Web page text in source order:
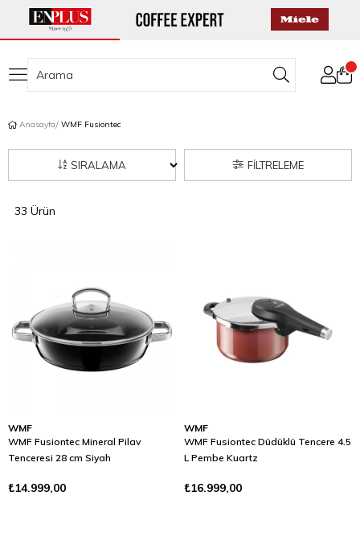
Anasayfa WMF Fusiontec
FILTRELEME
SIRALAMA
33 Ürün
WMF
WMF Fusiontec Mineral Pilav
Tenceresi 28 cm Siyah
₺14.999,00
WMF
WMF Fusiontec Düdüklü Tencere 4.5
L Pembe Kuartz
₺16.999,00